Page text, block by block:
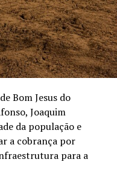
Bom Jesus do
Joaquim
da população e
a cobrança por
para a